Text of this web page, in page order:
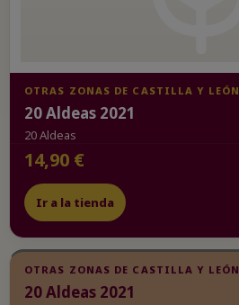
OTRAS ZONAS DE CASTILLA Y LEÓN
20 Aldeas 2021
20 Aldeas
14,90 €
Ir a la tienda
OTRAS ZONAS DE CASTILLA Y LEÓN
20 Aldeas 2021